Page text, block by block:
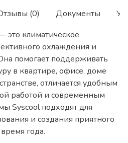
(0) Документы
это климатическое
охлаждения и
помогает поддерживать
в квартире, офисе, доме
отличается удобным
работой и современным
Syscool подходят для
и создания приятного
года.